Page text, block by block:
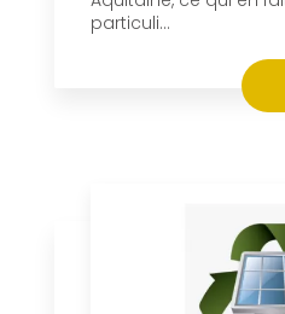
particuli...